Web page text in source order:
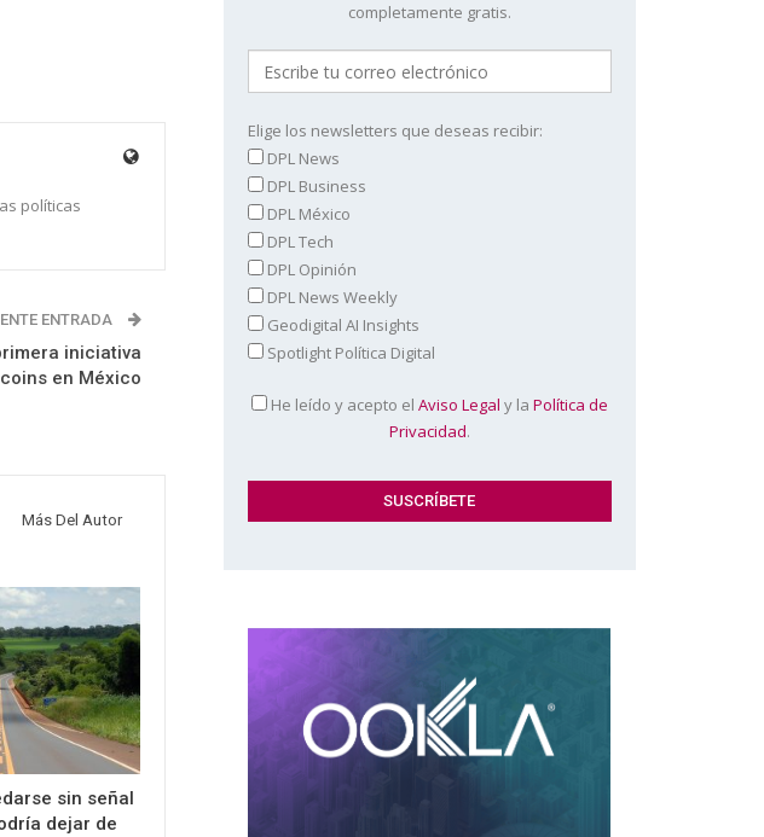
políticas
ENTRADA
iniciativa
en México
Más Del Autor
sin señal
dejar de
completamente gratis.
Elige los newsletters que deseas recibir:
DPL News
DPL Business
DPL México
DPL Tech
DPL Opinión
DPL News Weekly
Geodigital AI Insights
Spotlight Política Digital
He leído y acepto el Aviso Legal y la Política de
Privacidad.